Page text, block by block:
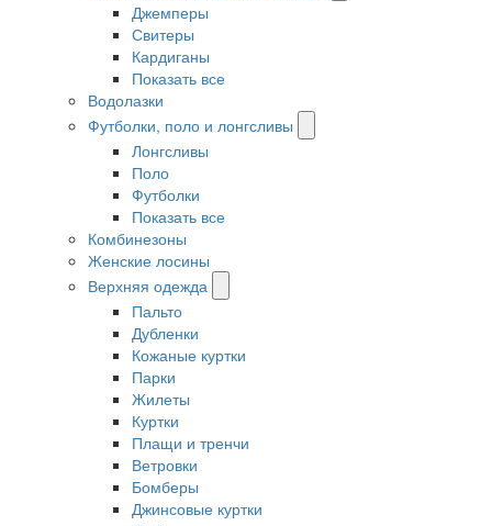
Джемперы
Свитеры
Кардиганы
Показать все
Водолазки
Футболки, поло и лонгсливы
Лонгсливы
Поло
Футболки
Показать все
Комбинезоны
Женские лосины
Верхняя одежда
Пальто
Дубленки
Кожаные куртки
Парки
Жилеты
Куртки
Плащи и тренчи
Ветровки
Бомберы
Джинсовые куртки